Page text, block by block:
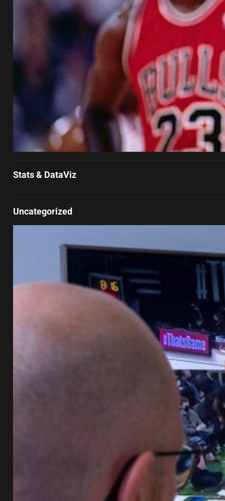
Stats & DataViz
Uncategorized